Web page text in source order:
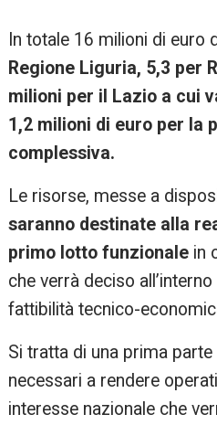
In totale 16 milioni di euro
Regione Liguria, 5,3 per
milioni per il Lazio a cui
1,2 milioni di euro per la
complessiva.
Le risorse, messe a
saranno destinate alla
primo lotto funzionale in
che verrà deciso
fattibilità tecnico-
Si tratta di una prima
necessari a rendere
interesse nazionale che